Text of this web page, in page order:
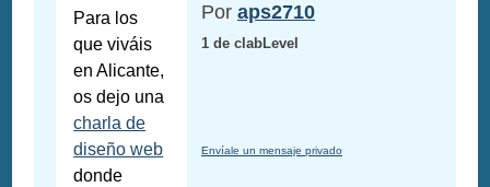
Para los
que viváis
en Alicante,
os dejo una
charla de
diseño web
donde
Por aps2710
1 de clabLevel
Envíale un mensaje privado